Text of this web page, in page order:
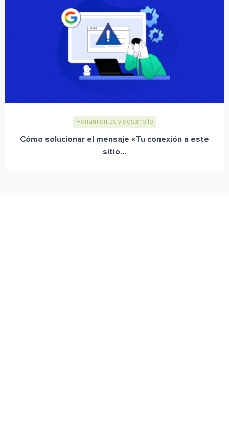
Herramientas y desarrollo
Cómo solucionar el mensaje «Tu conexión a este
sitio...